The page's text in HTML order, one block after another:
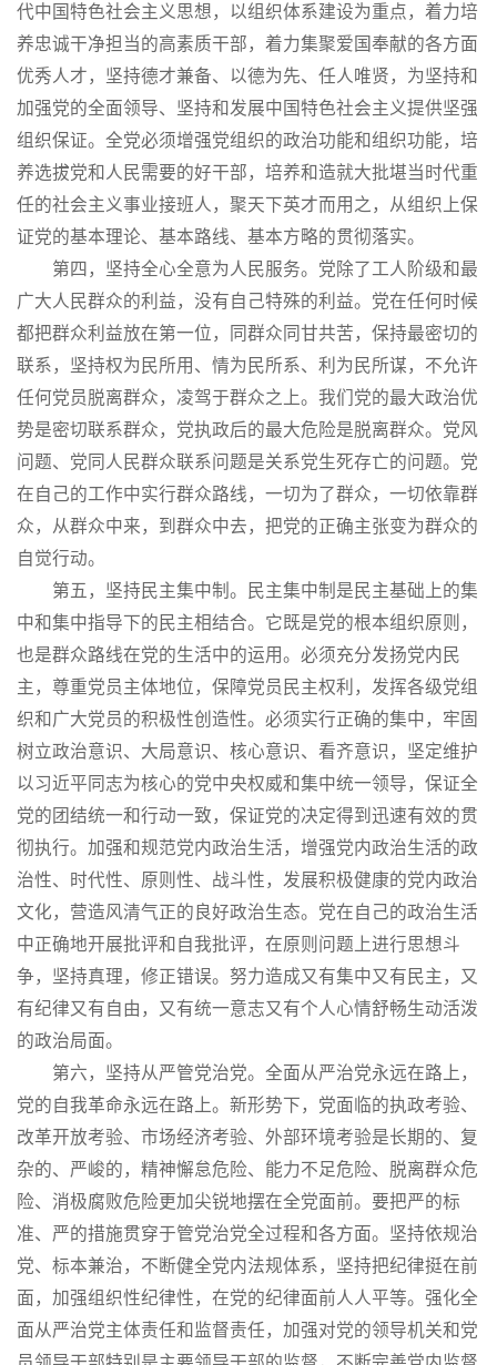
代中国特色社会主义思想，以组织体系建设为重点，着力培
养忠诚干净担当的高素质干部，着力集聚爱国奉献的各方面
优秀人才，坚持德才兼备、以德为先、任人唯贤，为坚持和
加强党的全面领导、坚持和发展中国特色社会主义提供坚强
组织保证。全党必须增强党组织的政治功能和组织功能，培
养选拔党和人民需要的好干部，培养和造就大批堪当时代重
任的社会主义事业接班人，聚天下英才而用之，从组织上保
证党的基本理论、基本路线、基本方略的贯彻落实。
第四，坚持全心全意为人民服务。党除了工人阶级和最
广大人民群众的利益，没有自己特殊的利益。党在任何时候
都把群众利益放在第一位，同群众同甘共苦，保持最密切的
联系，坚持权为民所用、情为民所系、利为民所谋，不允许
任何党员脱离群众，凌驾于群众之上。我们党的最大政治优
势是密切联系群众，党执政后的最大危险是脱离群众。党风
问题、党同人民群众联系问题是关系党生死存亡的问题。党
在自己的工作中实行群众路线，一切为了群众，一切依靠群
众，从群众中来，到群众中去，把党的正确主张变为群众的
自觉行动。
第五，坚持民主集中制。民主集中制是民主基础上的集
中和集中指导下的民主相结合。它既是党的根本组织原则，
也是群众路线在党的生活中的运用。必须充分发扬党内民
主，尊重党员主体地位，保障党员民主权利，发挥各级党组
织和广大党员的积极性创造性。必须实行正确的集中，牢固
树立政治意识、大局意识、核心意识、看齐意识，坚定维护
以习近平同志为核心的党中央权威和集中统一领导，保证全
党的团结统一和行动一致，保证党的决定得到迅速有效的贯
彻执行。加强和规范党内政治生活，增强党内政治生活的政
治性、时代性、原则性、战斗性，发展积极健康的党内政治
文化，营造风清气正的良好政治生态。党在自己的政治生活
中正确地开展批评和自我批评，在原则问题上进行思想斗
争，坚持真理，修正错误。努力造成又有集中又有民主，又
有纪律又有自由，又有统一意志又有个人心情舒畅生动活泼
的政治局面。
第六，坚持从严管党治党。全面从严治党永远在路上，
党的自我革命永远在路上。新形势下，党面临的执政考验、
改革开放考验、市场经济考验、外部环境考验是长期的、复
杂的、严峻的，精神懈怠危险、能力不足危险、脱离群众危
险、消极腐败危险更加尖锐地摆在全党面前。要把严的标
准、严的措施贯穿于管党治党全过程和各方面。坚持依规治
党、标本兼治，不断健全党内法规体系，坚持把纪律挺在前
面，加强组织性纪律性，在党的纪律面前人人平等。强化全
面从严治党主体责任和监督责任，加强对党的领导机关和党